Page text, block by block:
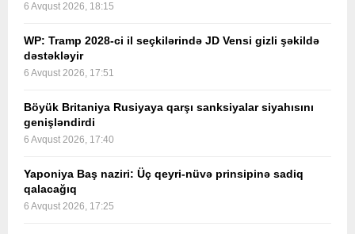
6 Avqust 2026, 18:15
WP: Tramp 2028-ci il seçkilərində JD Vensi gizli şəkildə
dəstəkləyir
6 Avqust 2026, 17:51
Böyük Britaniya Rusiyaya qarşı sanksiyalar siyahısını
genişləndirdi
6 Avqust 2026, 17:40
Yaponiya Baş naziri: Üç qeyri-nüvə prinsipinə sadiq
qalacağıq
6 Avqust 2026, 17:25